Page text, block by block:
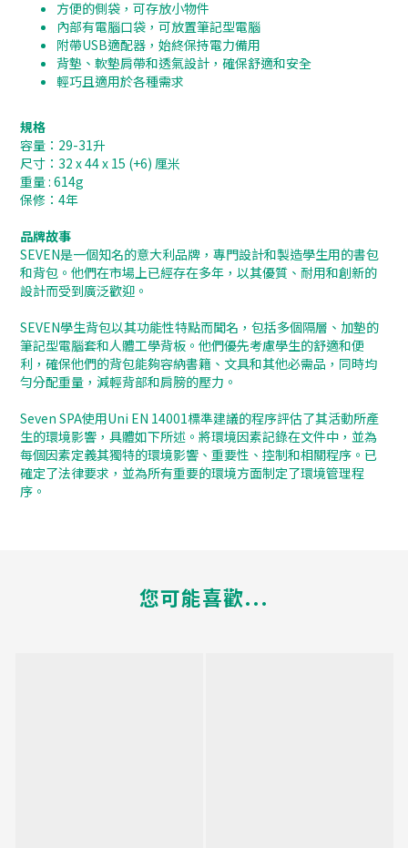
方便的側袋，可存放小物件
內部有電腦口袋，可放置筆記型電腦
附帶USB適配器，始終保持電力備用
背墊、軟墊肩帶和透氣設計，確保舒適和安全
輕巧且適用於各種需求
規格
容量：29-31升
尺寸：32 x 44 x 15 (+6) 厘米
重量 : 614g
保修：4年
品牌故事
SEVEN是一個知名的意大利品牌，專門設計和製造學生用的書包
和背包。他們在市場上已經存在多年，以其優質、耐用和創新的
設計而受到廣泛歡迎。
SEVEN學生背包以其功能性特點而聞名，包括多個隔層、加墊的
筆記型電腦套和人體工學背板。他們優先考慮學生的舒適和便
利，確保他們的背包能夠容納書籍、文具和其他必需品，同時均
勻分配重量，減輕背部和肩膀的壓力。
Seven SPA使用Uni EN 14001標準建議的程序評估了其活動所產
生的環境影響，具體如下所述。將環境因素記錄在文件中，並為
每個因素定義其獨特的環境影響、重要性、控制和相關程序。已
確定了法律要求，並為所有重要的環境方面制定了環境管理程
序。
您可能喜歡...